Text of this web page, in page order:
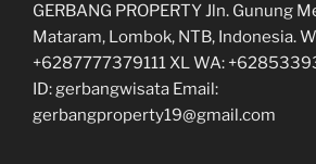
GERBANG PROPERTY Jln. Gunung
Mataram, Lombok, NTB, Indonesia.
+6287777379111 XL WA:
ID: gerbangwisata Email:
gerbangproperty19@gmail.com